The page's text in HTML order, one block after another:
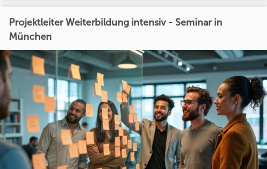
Projektleiter Weiterbildung intensiv - Seminar in
München